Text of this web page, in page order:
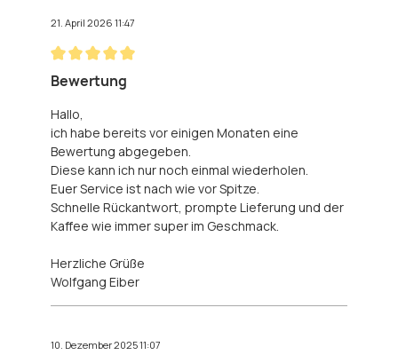
21. April 2026 11:47
Bewertung mit 5 von 5 Sternen
Bewertung
Hallo,
ich habe bereits vor einigen Monaten eine
Bewertung abgegeben.
Diese kann ich nur noch einmal wiederholen.
Euer Service ist nach wie vor Spitze.
Schnelle Rückantwort, prompte Lieferung und der
Kaffee wie immer super im Geschmack.
Herzliche Grüße
Wolfgang Eiber
10. Dezember 2025 11:07